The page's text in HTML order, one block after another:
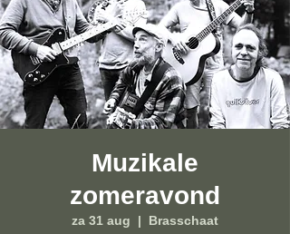
Muzikale
zomeravond
za 31 aug
  |
Brasschaat